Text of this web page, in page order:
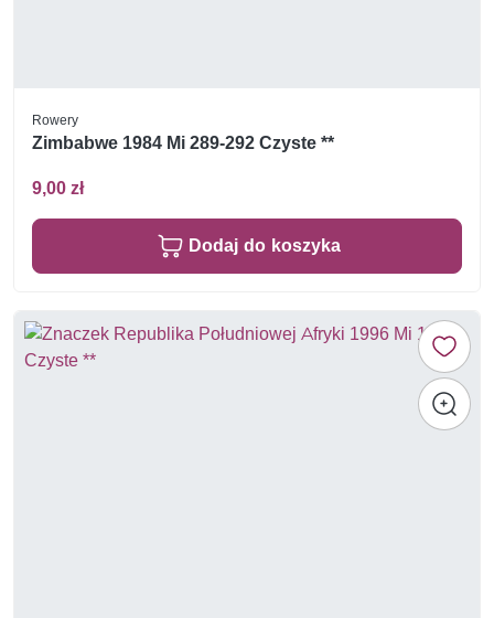
Rowery
Zimbabwe 1984 Mi 289-292 Czyste **
9,00 zł
Dodaj do koszyka